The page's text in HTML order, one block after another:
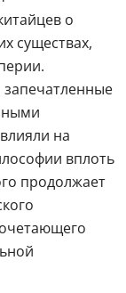
о
существах,
на
вплоть
продолжает